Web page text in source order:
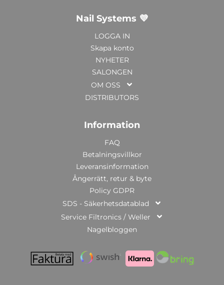
Nail Systems 💜
LOGGA IN
Skapa konto
NYHETER
SALONGEN
OM OSS
DISTRIBUTORS
Information
FAQ
Betalningsvillkor
Leveransinformation
Ångerrätt, retur & byte
Policy GDPR
SDS - Säkerhetsdatablad
Service Filtronics / Weller
Nagelbloggen